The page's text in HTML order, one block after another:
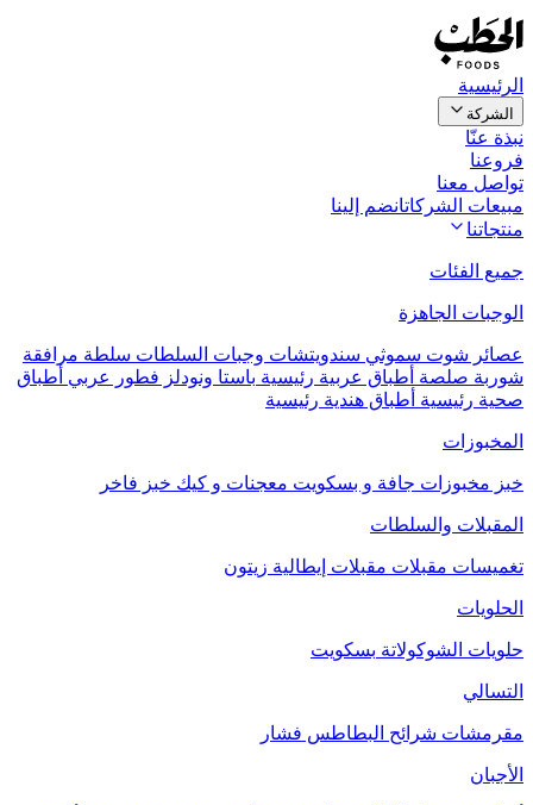
الرئيسية
الشركة
نبذة عنّا
فروعنا
تواصل معنا
مبيعات الشركاتانضم إلينا
منتجاتنا
جميع الفئات
الوجبات الجاهزة
عصائر شوت سموثي سندويتشات وجبات السلطات سلطة مرافقة
شوربة صلصة أطباق عربية رئيسية باستا ونودلز فطور عربي أطباق
صحية رئيسية أطباق هندية رئيسية
المخبوزات
خبز مخبوزات جافة و بسكويت معجنات و كيك خبز فاخر
المقبلات والسلطات
تغميسات مقبلات مقبلات إيطالية زيتون
الحلويات
حلويات الشوكولاتة بسكويت
التسالي
مقرمشات شرائح البطاطس فشار
الأجبان